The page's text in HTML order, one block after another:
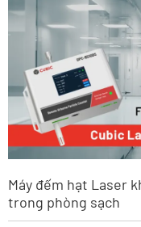
Máy đếm hạt Laser
trong phòng sạch